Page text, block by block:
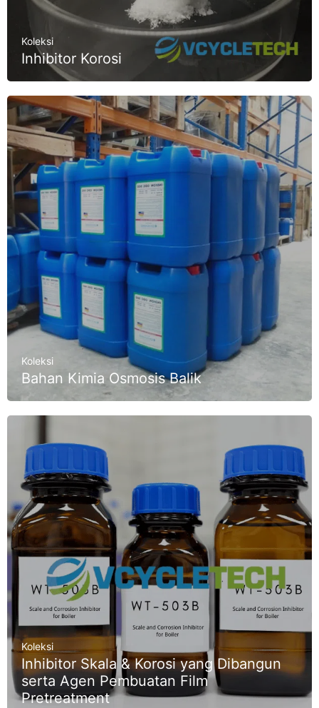
Koleksi
Inhibitor Korosi
Koleksi
Bahan Kimia Osmosis Balik
Koleksi
Inhibitor Skala & Korosi yang Dibangun
serta Agen Pembuatan Film
Pretreatment